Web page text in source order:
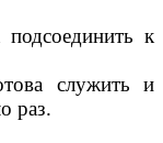
к
служить и
раз.